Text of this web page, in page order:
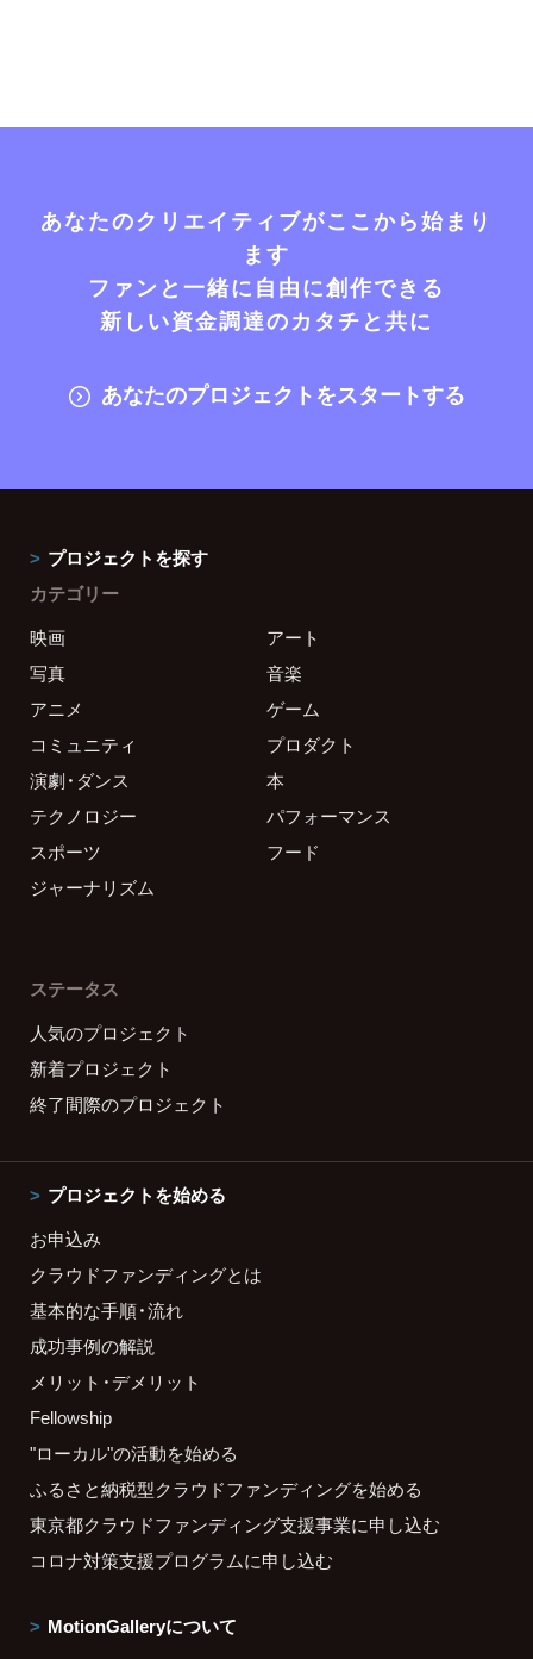
あなたのクリエイティブがここから始まり
ます
ファンと一緒に自由に創作できる
新しい資金調達のカタチと共に
あなたのプロジェクトをスタートする
プロジェクトを探す
カテゴリー
映画
アート
写真
音楽
アニメ
ゲーム
コミュニティ
プロダクト
演劇・ダンス
本
テクノロジー
パフォーマンス
スポーツ
フード
ジャーナリズム
ステータス
人気のプロジェクト
新着プロジェクト
終了間際のプロジェクト
プロジェクトを始める
お申込み
クラウドファンディングとは
基本的な手順・流れ
成功事例の解説
メリット・デメリット
Fellowship
"ローカル"の活動を始める
ふるさと納税型クラウドファンディングを始める
東京都クラウドファンディング支援事業に申し込む
コロナ対策支援プログラムに申し込む
MotionGalleryについて